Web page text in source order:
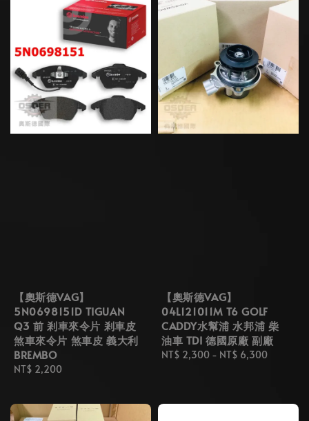
【奧斯德VAG】
5N0698151D TIGUAN
Q3 前 剎車來令片 剎車皮
煞車來令片 煞車皮 義大利
BREMBO
Regular
NT$ 2,200
【奧斯德VAG】
04L121011M T6 GOLF
CADDY水幫浦 水邦浦 柴
油車 TDI 德國原廠 副廠
Regular
NT$ 2,300 - NT$ 6,300